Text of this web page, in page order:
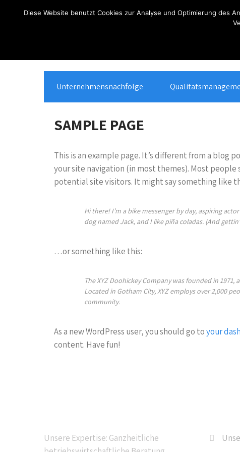
Unternehmensnachfolge
SAMPLE PAGE
This is an example page. It’s different from a blog
your site navigation (in most themes). Most
potential site visitors. It might say something like
Hi there! I’m a bike messenger by day, aspiring
dog named Jack, and I like piña coladas. (And
…or something like this:
The XYZ Doohickey Company was founded in
Located in Gotham City, XYZ employs over 2,000
community.
As a new WordPress user, you should go toyour
content. Have fun!
Unsere Expertise: Ganzheitliche
Diese Website benutzt Cookies zur Analyse und Optimierung des